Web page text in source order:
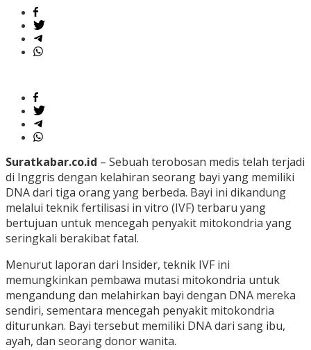
Suratkabar.co.id – Sebuah terobosan medis telah terjadi
di Inggris dengan kelahiran seorang bayi yang memiliki
DNA dari tiga orang yang berbeda. Bayi ini dikandung
melalui teknik fertilisasi in vitro (IVF) terbaru yang
bertujuan untuk mencegah penyakit mitokondria yang
seringkali berakibat fatal.
Menurut laporan dari Insider, teknik IVF ini
memungkinkan pembawa mutasi mitokondria untuk
mengandung dan melahirkan bayi dengan DNA mereka
sendiri, sementara mencegah penyakit mitokondria
diturunkan. Bayi tersebut memiliki DNA dari sang ibu,
ayah, dan seorang donor wanita.